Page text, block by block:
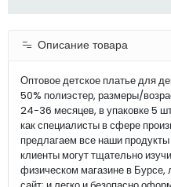
Описание товара
Оптовое детское платье для
50% полиэстер, размеры/
24-36 месяцев, в упаковке 5
как специалисты в сфере
предлагаем все наши
клиенты могут тщательно
физическом магазине в